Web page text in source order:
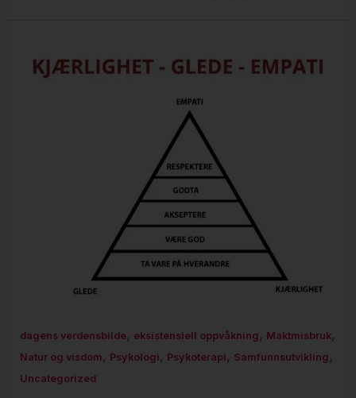
dagens verdensbilde, eksistensiell oppvåkning , Maktmisbruk,
Natur og visdom , Psykologi , Psykoterapi , Samfunnsutvikling ,
Uncategorized